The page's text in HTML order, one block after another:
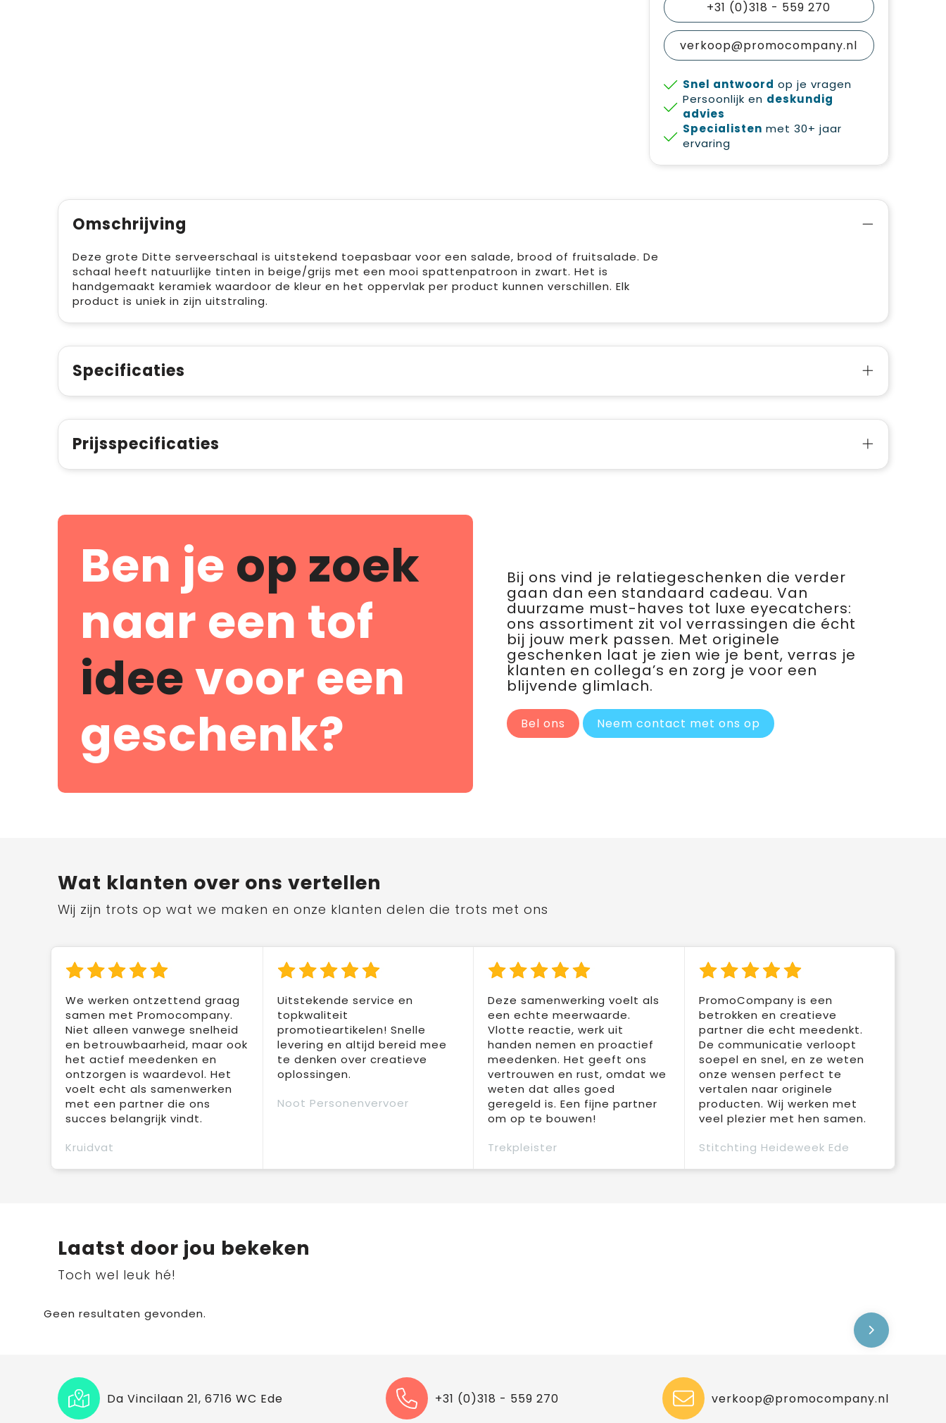
+31 (0)318 - 559 270
verkoop@promocompany.nl
Snel antwoord op je vragen
Persoonlijk en deskundig
advies
Specialisten met 30+ jaar
ervaring
Omschrijving
Deze grote Ditte serveerschaal is uitstekend toepasbaar voor een salade, brood of fruitsalade. De
schaal heeft natuurlijke tinten in beige/grijs met een mooi spattenpatroon in zwart. Het is
handgemaakt keramiek waardoor de kleur en het oppervlak per product kunnen verschillen. Elk
product is uniek in zijn uitstraling.
Specificaties
Prijsspecificaties
Ben je op zoek
naar een tof
ideevoor een
geschenk?
Bij ons vind je relatiegeschenken die verder
gaan dan een standaard cadeau. Van
duurzame must-haves tot luxe eyecatchers:
ons assortiment zit vol verrassingen die écht
bij jouw merk passen. Met originele
geschenken laat je zien wie je bent, verras je
klanten en collega’s en zorg je voor een
blijvende glimlach.
Bel ons Neem contact met ons op
Wat klanten over ons vertellen
Wij zijn trots op wat we maken en onze klanten delen die trots met ons
We werken ontzettend graag
samen met Promocompany.
Niet alleen vanwege snelheid
en betrouwbaarheid, maar ook
het actief meedenken en
ontzorgen is waardevol. Het
voelt echt als samenwerken
met een partner die ons
succes belangrijk vindt.
Kruidvat
Uitstekende service en
topkwaliteit
promotieartikelen! Snelle
levering en altijd bereid mee
te denken over creatieve
oplossingen.
Noot Personenvervoer
Deze samenwerking voelt als
een echte meerwaarde.
Vlotte reactie, werk uit
handen nemen en proactief
meedenken. Het geeft ons
vertrouwen en rust, omdat we
weten dat alles goed
geregeld is. Een fijne partner
om op te bouwen!
Trekpleister
PromoCompany is een
betrokken en creatieve
partner die echt meedenkt.
De communicatie verloopt
soepel en snel, en ze weten
onze wensen perfect te
vertalen naar originele
producten. Wij werken met
veel plezier met hen samen.
Stitchting Heideweek Ede
Laatst door jou bekeken
Toch wel leuk hé!
Geen resultaten gevonden.
Da Vincilaan 21, 6716 WC Ede +31 (0)318 - 559 270 verkoop@promocompany.nl